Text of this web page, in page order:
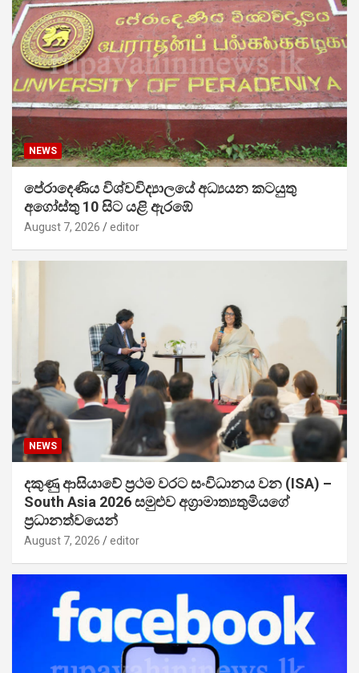
NEWS
පේරාදෙණිය විශ්වවිද්‍යාලයේ අධ්‍යයන කටයුතු
අගෝස්තු 10 සිට යළි ඇරඹේ
August 7, 2026 editor
NEWS
දකුණු ආසියාවේ ප්‍රථම වරට සංවිධානය වන (ISA) –
South Asia 2026 සමුළුව අග්‍රාමාත්‍යතුමියගේ
ප්‍රධානත්වයෙන්
August 7, 2026 editor